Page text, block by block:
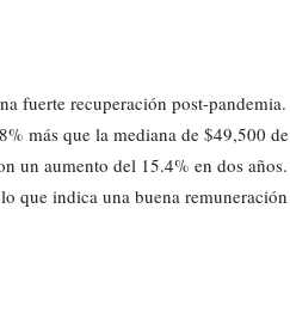
fuerte recuperación post-pandemia.
más que la mediana de $49,500 de
un aumento del 15.4% en dos años.
que indica una buena remuneración